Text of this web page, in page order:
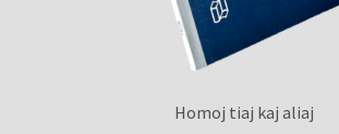
Homoj tiaj kaj aliaj